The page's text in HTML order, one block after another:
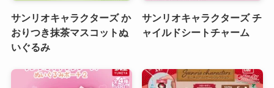
サンリオキャラクターズ か
おりつき抹茶マスコットぬ
いぐるみ
サンリオキャラクターズ チ
ャイルドシートチャーム